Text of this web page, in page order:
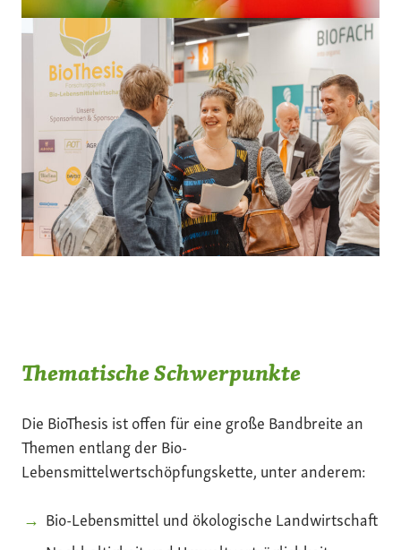
Thematische Schwerpunkte
Die BioThesis ist offen für eine große Bandbreite an
Themen entlang der Bio-
Lebensmittelwertschöpfungskette, unter anderem:
Bio-Lebensmittel und ökologische Landwirtschaft